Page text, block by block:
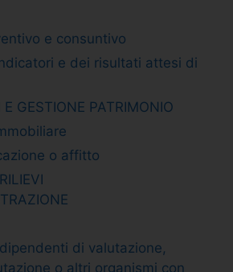
e consuntivo
e dei risultati attesi di
GESTIONE PATRIMONIO
o affitto
di valutazione,
o altri organismi con